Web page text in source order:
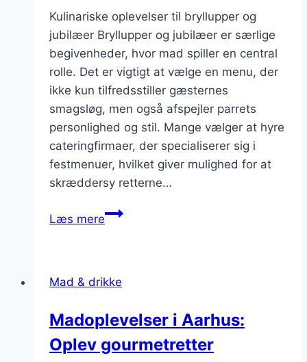
Kulinariske oplevelser til bryllupper og
jubilæer Bryllupper og jubilæer er særlige
begivenheder, hvor mad spiller en central
rolle. Det er vigtigt at vælge en menu, der
ikke kun tilfredsstiller gæsternes
smagsløg, men også afspejler parrets
personlighed og stil. Mange vælger at hyre
cateringfirmaer, der specialiserer sig i
festmenuer, hvilket giver mulighed for at
skræddersy retterne…
Læs mereKulinariske
events
Mad & drikke
Madoplevelser i Aarhus:
Oplev gourmetretter